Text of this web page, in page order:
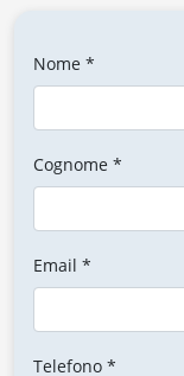
Nome *
Cognome *
Email *
Telefono *